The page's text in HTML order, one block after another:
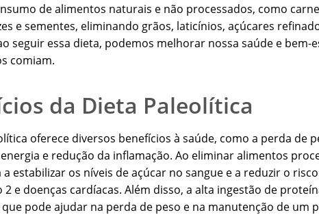
de alimentos naturais e não processados, como
e sementes, eliminando grãos, laticínios, açúcares
seguir essa dieta, podemos melhorar nossa saúde e
comiam.
da Dieta Paleolítica
oferece diversos benefícios à saúde, como a perda de
e redução da inflamação. Ao eliminar alimentos
estabilizar os níveis de açúcar no sangue e a reduzir o
2 e doenças cardíacas. Além disso, a alta ingestão de
pode ajudar na perda de peso e na manutenção de um